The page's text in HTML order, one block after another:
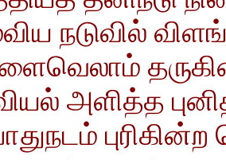
நடுவில்
அளித்த